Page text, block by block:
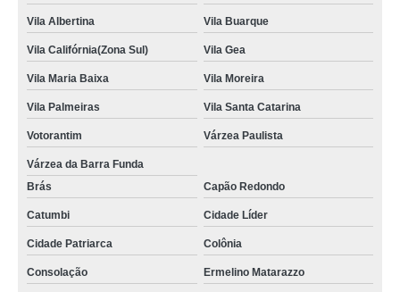
Vila Albertina Vila Buarque
Vila Califórnia(Zona Sul) Vila Gea
Vila Maria Baixa Vila Moreira
Vila Palmeiras Vila Santa Catarina
Votorantim Várzea Paulista
Várzea da Barra Funda
Brás
Capão Redondo
Catumbi Cidade Líder
Cidade Patriarca Colônia
Consolação Ermelino Matarazzo